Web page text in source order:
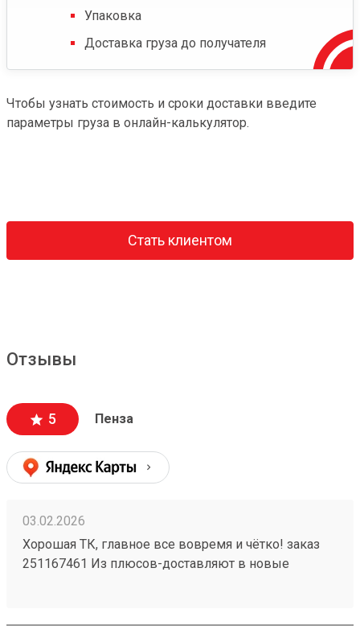
Упаковка
Доставка груза до получателя
Чтобы узнать стоимость и сроки доставки введите
параметры груза в онлайн-калькулятор.
Стать клиентом
Отзывы
5 Пенза
03.02.2026
Хорошая ТК, главное все вовремя и чётко! заказ
251167461 Из плюсов-доставляют в новые